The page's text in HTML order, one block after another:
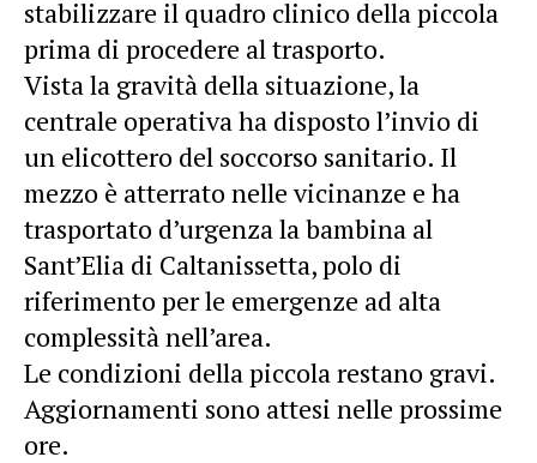
stabilizzare il quadro clinico della piccola
prima di procedere al trasporto.
Vista la gravità della situazione, la
centrale operativa ha disposto l’invio di
un elicottero del soccorso sanitario. Il
mezzo è atterrato nelle vicinanze e ha
trasportato d’urgenza la bambina al
Sant’Elia di Caltanissetta, polo di
riferimento per le emergenze ad alta
complessità nell’area.
Le condizioni della piccola restano gravi.
Aggiornamenti sono attesi nelle prossime
ore.